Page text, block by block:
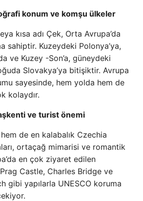
konum ve komşu ülkeler
kısa adı Çek, Orta Avrupa’da
sahiptir. Kuzeydeki Polonya’ya,
ve Kuzey -Son’a, güneydeki
Slovakya’ya bitişiktir. Avrupa
sayesinde, hem yolda hem de
kolaydır.
ve turist önemi
de en kalabalık Czechia
ortaçağ mimarisi ve romantik
en çok ziyaret edilen
Castle, Charles Bridge ve
gibi yapılarla UNESCO koruma